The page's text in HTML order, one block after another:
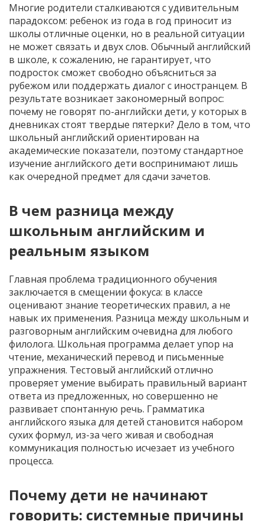
Многие родители сталкиваются с удивительным
парадоксом: ребенок из года в год приносит из
школы отличные оценки, но в реальной ситуации
не может связать и двух слов. Обычный английский
в школе, к сожалению, не гарантирует, что
подросток сможет свободно объясниться за
рубежом или поддержать диалог с иностранцем. В
результате возникает закономерный вопрос:
почему не говорят по-английски дети, у которых в
дневниках стоят твердые пятерки? Дело в том, что
школьный английский ориентирован на
академические показатели, поэтому стандартное
изучение английского дети воспринимают лишь
как очередной предмет для сдачи зачетов.
В чем разница между
школьным английским и
реальным языком
Главная проблема традиционного обучения
заключается в смещении фокуса: в классе
оценивают знание теоретических правил, а не
навык их применения. Разница между школьным и
разговорным английским очевидна для любого
филолога. Школьная программа делает упор на
чтение, механический перевод и письменные
упражнения. Тестовый английский отлично
проверяет умение выбирать правильный вариант
ответа из предложенных, но совершенно не
развивает спонтанную речь. Грамматика
английского языка для детей становится набором
сухих формул, из-за чего живая и свободная
коммуникация полностью исчезает из учебного
процесса.
Почему дети не начинают
говорить: системные причины